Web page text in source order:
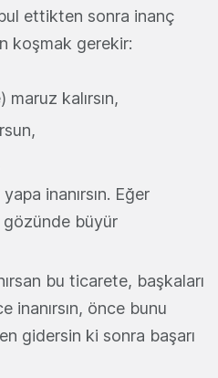
ettikten sonra inanç
koşmak gerekir:
kalırsın,
inanırsın. Eğer
büyür
bu ticarete, başkaları
inanırsın, önce bunu
gidersin ki sonra başarı